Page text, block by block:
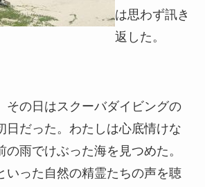
は思わず訊き
返した。
その日はスクーバダイビングの
日だった。わたしは心底情けな
の雨でけぶった海を見つめた。
いった自然の精霊たちの声を聴